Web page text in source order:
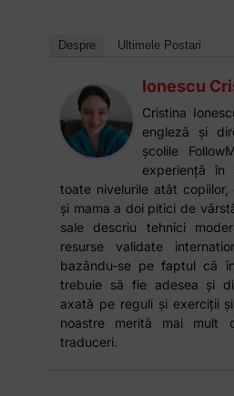
Despre Ultimele Postari
Ionescu
Cristina
engleză și
școlile
experiență în
toate nivelurile atât
și mama a doi pitici de
sale descriu tehnici
resurse validate
bazându-se pe faptul că
trebuie să fie adesea și
axată pe reguli și exerciții
noastre merită mai mult
traduceri.